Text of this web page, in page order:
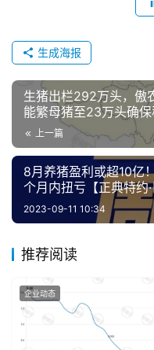
生成海报
生猪出栏292万头，傲
能繁母猪至23万头确
上一篇
8月养猪盈利或超10亿
个月内扭亏【正典特约
2023-09-11 10:34
推荐阅读
企业动态